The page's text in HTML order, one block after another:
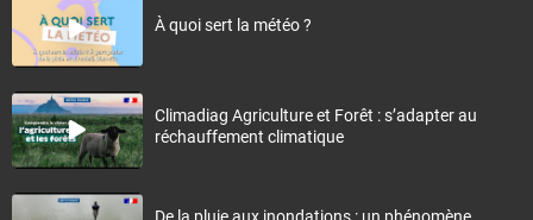
À quoi sert la météo ?
Climadiag Agriculture et Forêt : s’adapter au
réchauffement climatique
De la pluie aux inondations : un phénomène